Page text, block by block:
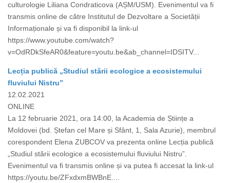
culturologie Liliana Condraticova (AȘM/USM). Evenimentul va fi
transmis online de către Institutul de Dezvoltare a Societății
Informaționale și va fi disponibil la link-ul
https://www.youtube.com/watch?
v=OdRDkSfeAR0&feature=youtu.be&ab_channel=IDSITV...
Lecția publică „Studiul stării ecologice a ecosistemului
fluviului Nistru”
12.02.2021
ONLINE
La 12 februarie 2021, ora 14:00, la Academia de Științe a
Moldovei (bd. Ștefan cel Mare și Sfânt, 1, Sala Azurie), membrul
corespondent Elena ZUBCOV va prezenta online Lecția publică
„Studiul stării ecologice a ecosistemului fluviului Nistru”.
Evenimentul va fi transmis online și va putea fi accesat la link-ul
https://youtu.be/ZFxdxmBWBnE....